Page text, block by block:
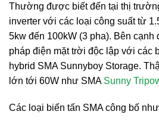
Thường được biết đến tại thị
inverter với các loại công suất từ
5kw đến 100kW (3 pha). Bên cạnh
pháp điện mặt trời độc lập với các
hybrid SMA Sunnyboy Storage.
lớn tới 60W như SMA Sunny
Các loại biến tấn SMA công bố